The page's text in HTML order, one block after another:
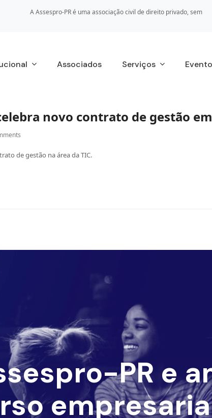
A Assespro-PR é uma associação civil de direito privado, sem
Associados Serviços
novo contrato de gestão
de gestão na área da TIC.
PR e